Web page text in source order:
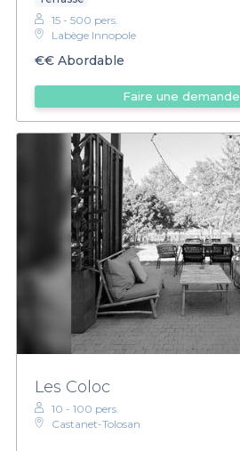
15 - 500 pers.
Labège Innopole
€€ Abordable
Faire une demande
Les Coloc
10 - 100 pers.
Castanet-Tolosan